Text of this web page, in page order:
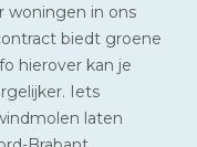
woningen in ons
biedt groene
hierover kan je
Iets
laten